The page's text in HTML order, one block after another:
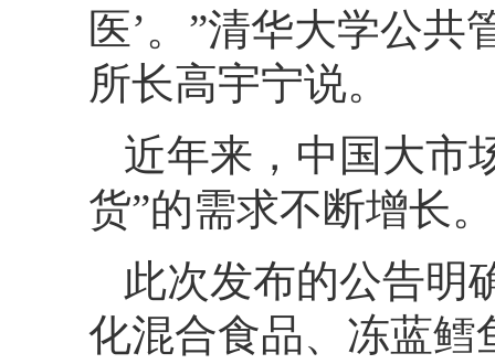
医’。”清华大学公
所长高宇宁说。
近年来，中国大市
货”的需求不断增长。
此次发布的公告明
化混合食品、冻蓝鳕